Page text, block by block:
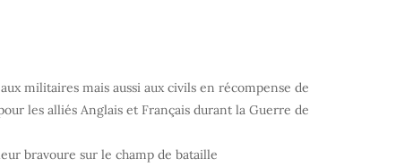
militaires mais aussi aux civils en récompense de
les alliés Anglais et Français durant la Guerre de
bravoure sur le champ de bataille